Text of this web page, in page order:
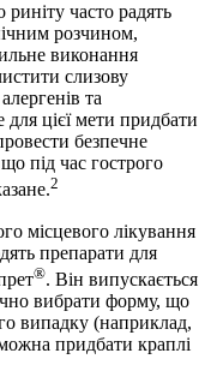
часто радять
розчином,
виконання
слизову
та
цієї мети придбати
безпечне
під час гострого
2
місцевого лікування
препарати для
®. Він випускається
вибрати форму, що
випадку (наприклад,
придбати краплі